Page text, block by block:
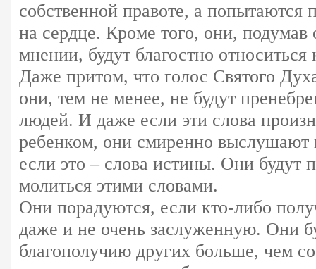
собственной правоте, а попытаются
на сердце. Кроме того, они, подумав
мнении, будут благостно
Даже притом, что голос Святого
они, тем не менее, не будут
людей. И даже если эти слова
ребенком, они смиренно выслушают
если это – слова истины. Они будут
молиться этими словами.
Они порадуются, если кто-либо
даже и не очень заслуженную. Они
благополучию других больше, чем